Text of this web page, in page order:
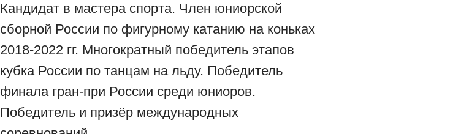
Кандидат в мастера спорта. Член юниорской
сборной России по фигурному катанию на коньках
2018-2022 гг. Многократный победитель этапов
кубка России по танцам на льду. Победитель
финала гран-при России среди юниоров.
Победитель и призёр международных